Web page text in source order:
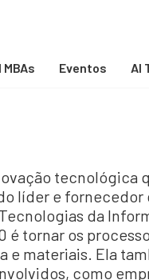
MBAs Eventos AI
tecnológica
líder e fornecedor
da
é tornar os
e materiais. Ela
como